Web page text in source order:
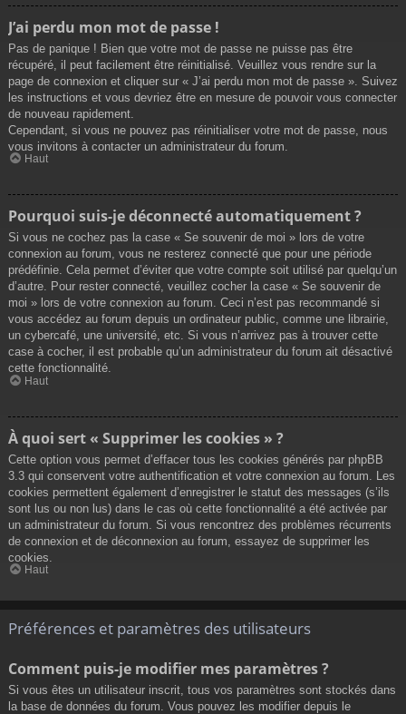
J’ai perdu mon mot de passe !
Pas de panique ! Bien que votre mot de passe ne puisse pas être
récupéré, il peut facilement être réinitialisé. Veuillez vous rendre sur la
page de connexion et cliquer sur « J’ai perdu mon mot de passe ». Suivez
les instructions et vous devriez être en mesure de pouvoir vous connecter
de nouveau rapidement.
Cependant, si vous ne pouvez pas réinitialiser votre mot de passe, nous
vous invitons à contacter un administrateur du forum.
Haut
Pourquoi suis-je déconnecté automatiquement ?
Si vous ne cochez pas la case « Se souvenir de moi » lors de votre
connexion au forum, vous ne resterez connecté que pour une période
prédéfinie. Cela permet d’éviter que votre compte soit utilisé par quelqu’un
d’autre. Pour rester connecté, veuillez cocher la case « Se souvenir de
moi » lors de votre connexion au forum. Ceci n’est pas recommandé si
vous accédez au forum depuis un ordinateur public, comme une librairie,
un cybercafé, une université, etc. Si vous n’arrivez pas à trouver cette
case à cocher, il est probable qu’un administrateur du forum ait désactivé
cette fonctionnalité.
Haut
À quoi sert « Supprimer les cookies » ?
Cette option vous permet d’effacer tous les cookies générés par phpBB
3.3 qui conservent votre authentification et votre connexion au forum. Les
cookies permettent également d’enregistrer le statut des messages (s’ils
sont lus ou non lus) dans le cas où cette fonctionnalité a été activée par
un administrateur du forum. Si vous rencontrez des problèmes récurrents
de connexion et de déconnexion au forum, essayez de supprimer les
cookies.
Haut
Préférences et paramètres des utilisateurs
Comment puis-je modifier mes paramètres ?
Si vous êtes un utilisateur inscrit, tous vos paramètres sont stockés dans
la base de données du forum. Vous pouvez les modifier depuis le